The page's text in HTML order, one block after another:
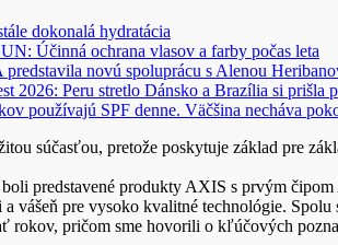
dokonalá hydratácia
Účinná ochrana vlasov a farby počas leta
novú spoluprácu s Alenou
2026: Peru stretlo Dánsko a Brazília si prišla
používajú SPF denne. Väčšina necháva
súčasťou, pretože poskytuje základ pre
predstavené produkty AXIS s prvým
a vášeň pre vysoko kvalitné technológie.
rokov, pričom sme hovorili o kľúčových